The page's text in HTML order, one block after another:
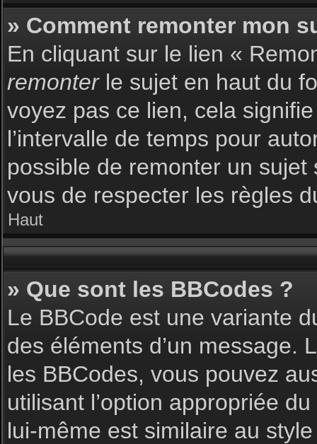
» Comment remonter mon
En cliquant sur le lien «
remonterle sujet en haut du
voyez pas ce lien, cela
l’intervalle de temps pour
possible de remonter un
vous de respecter les règles
Haut
» Que sont les BBCodes ?
Le BBCode est une variante
des éléments d’un message.
les BBCodes, vous pouvez
utilisant l’option appropriée
lui-même est similaire au